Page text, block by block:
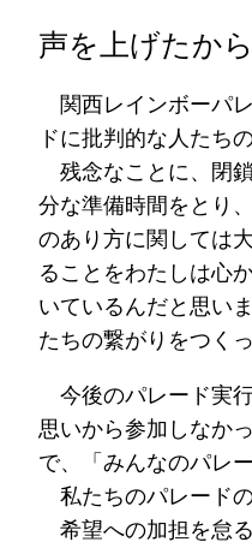
声を上げたか
関西レインボーパ
ドに批判的な人たち
残念なことに、閉
分な準備時間をとり
のあり方に関しては
ることをわたしは心
いているんだと思い
たちの繋がりをつく
今後のパレード実
思いから参加しなか
で、「みんなのパレ
私たちのパレード
希望への加担を怠る